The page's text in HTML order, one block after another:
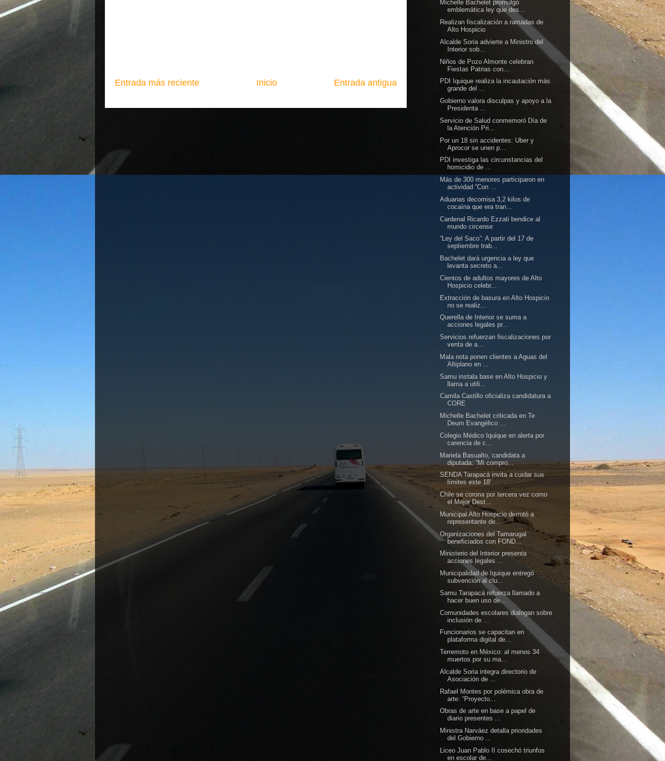
Entrada más reciente Entrada antigua
Inicio
Michelle Bachelet promulgó
emblemática ley que des...
Realizan fiscalización a ramadas de
Alto Hospicio
Alcalde Soria advierte a Ministro del
Interior sob...
Niños de Pozo Almonte celebran
Fiestas Patrias con...
PDI Iquique realiza la incautación más
grande del ...
Gobierno valora disculpas y apoyo a la
Presidenta ...
Servicio de Salud conmemoró Día de
la Atención Pri...
Por un 18 sin accidentes: Uber y
Aprocor se unen p...
PDI investiga las circunstancias del
homicidio de ...
Más de 300 menores participaron en
actividad “Con ...
Aduanas decomisa 3,2 kilos de
cocaína que era tran...
Cardenal Ricardo Ezzati bendice al
mundo circense
“Ley del Saco”: A partir del 17 de
septiembre trab...
Bachelet dará urgencia a ley que
levanta secreto a...
Cientos de adultos mayores de Alto
Hospicio celebr...
Extracción de basura en Alto Hospicio
no se realiz...
Querella de Interior se suma a
acciones legales pr...
Servicios refuerzan fiscalizaciones por
venta de a...
Mala nota ponen clientes a Aguas del
Altiplano en ...
Samu instala base en Alto Hospicio y
llama a utili...
Camila Castillo oficializa candidatura a
CORE
Michelle Bachelet criticada en Te
Deum Evangélico ...
Colegio Médico Iquique en alerta por
carencia de c...
Mariela Basualto, candidata a
diputada: “Mi compro...
SENDA Tarapacá invita a cuidar sus
límites este 18'
Chile se corona por tercera vez como
el Mejor Dest...
Municipal Alto Hospicio derrotó a
representante de...
Organizaciones del Tamarugal
beneficiados con FOND...
Ministerio del Interior presenta
acciones legales ...
Municipalidad de Iquique entregó
subvención al clu...
Samu Tarapacá refuerza llamado a
hacer buen uso de...
Comunidades escolares dialogan sobre
inclusión de ...
Funcionarios se capacitan en
plataforma digital de...
Terremoto en México: al menos 34
muertos por su ma...
Alcalde Soria integra directorio de
Asociación de ...
Rafael Montes por polémica obra de
arte: “Proyecto...
Obras de arte en base a papel de
diario presentes ...
Ministra Narváez detalla prioridades
del Gobierno ...
Liceo Juan Pablo II cosechó triunfos
en escolar de...